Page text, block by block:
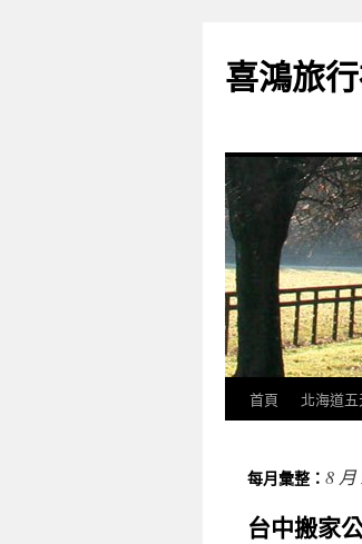
喜鴻旅
內
首頁 北海道
每月彙整： 8 月
台中搬家